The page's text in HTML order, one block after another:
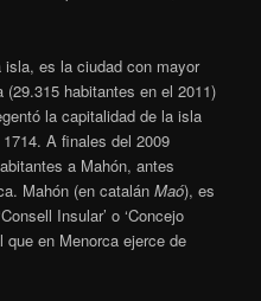
es la ciudad con mayor
habitantes en el 2011)
la capitalidad de la isla
A finales del 2009
a Mahón, antes
Mahón (en catalánMaó), es
Insular’ o ‘Concejo
que en Menorca ejerce de